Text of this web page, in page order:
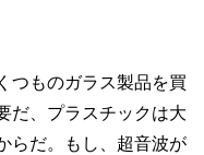
つものガラス製品を買
だ、プラスチックは大
らだ。もし、超音波が